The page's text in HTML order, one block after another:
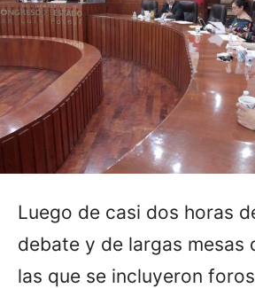
Luego de casi dos horas
debate y de largas mesas
las que se incluyeron